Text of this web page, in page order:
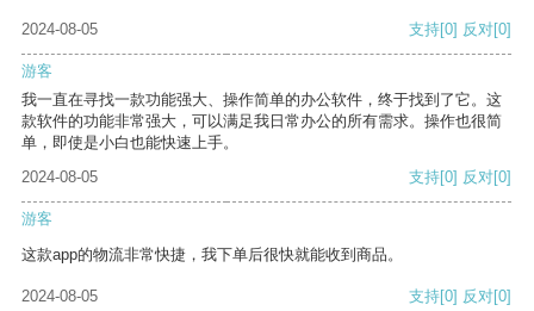
2024-08-05 支持[0] 反对[0]
游客
我一直在寻找一款功能强大、操作简单的办公软件，终于找到了它。这
款软件的功能非常强大，可以满足我日常办公的所有需求。操作也很简
单，即使是小白也能快速上手。
2024-08-05
支持[0] 反对[0]
游客
这款app的物流非常快捷，我下单后很快就能收到商品。
2024-08-05 支持[0] 反对[0]